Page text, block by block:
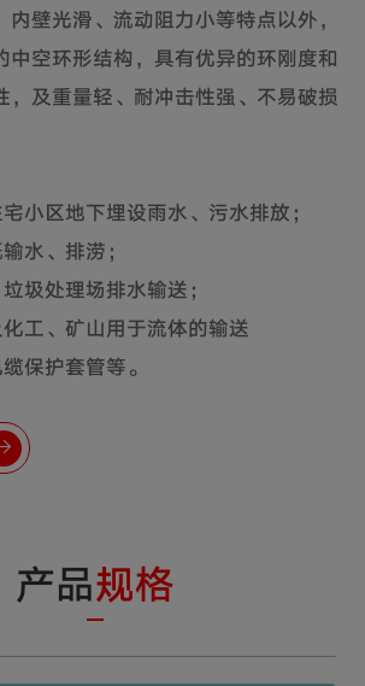
壁光滑、流动阻力小等特点以外，
中空环形结构，具有优异的环刚度和
，及重量轻、耐冲击性强、不易破损
小区地下埋设雨水、污水排放；
水、排涝；
圾处理场排水输送；
工、矿山用于流体的输送
保护套管等。
产品规格